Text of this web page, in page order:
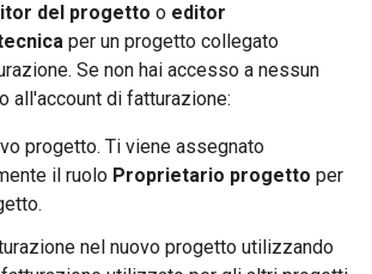
del progetto o editor
per un progetto collegato
Se non hai accesso a nessun
all'account di fatturazione:
progetto. Ti viene assegnato
il ruolo Proprietario progetto per
nel nuovo progetto utilizzando